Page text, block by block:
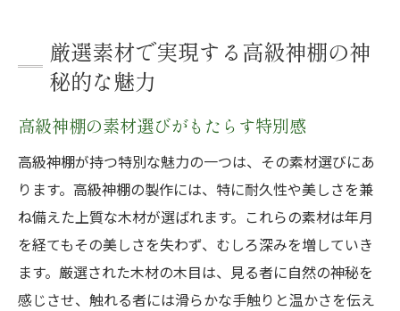
厳選素材で実現する高級神棚の神
秘的な魅力
高級神棚の素材選びがもたらす特別感
高級神棚が持つ特別な魅力の一つは、その素材選びにあ
ります。高級神棚の製作には、特に耐久性や美しさを兼
ね備えた上質な木材が選ばれます。これらの素材は年月
を経てもその美しさを失わず、むしろ深みを増していき
ます。厳選された木材の木目は、見る者に自然の神秘を
感じさせ、触れる者には滑らかな手触りと温かさを伝え